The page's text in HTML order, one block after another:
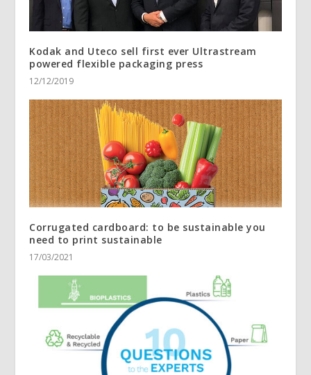
Kodak and Uteco sell first ever Ultrastream
powered flexible packaging press
12/12/2019
Corrugated cardboard: to be sustainable you
need to print sustainable
17/03/2021